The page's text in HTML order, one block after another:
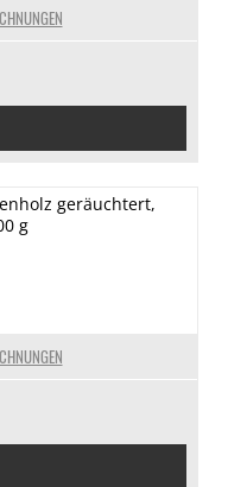
geräuchtert,
g